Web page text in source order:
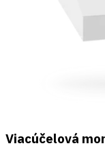
Viacúčelová